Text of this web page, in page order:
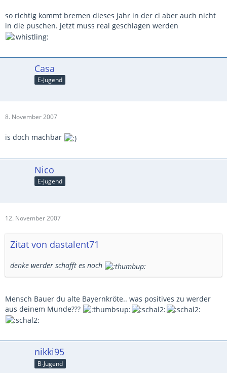
so richtig kommt bremen dieses jahr in der cl aber auch nicht
in die puschen. jetzt muss real geschlagen werden
Casa
E-Jugend
8. November 2007
is doch machbar
Nico
E-Jugend
12. November 2007
Zitat von dastalent71
denke werder schafft es noch
Mensch Bauer du alte Bayernkröte.. was positives zu werder
aus deinem Munde???
nikki95
B-Jugend